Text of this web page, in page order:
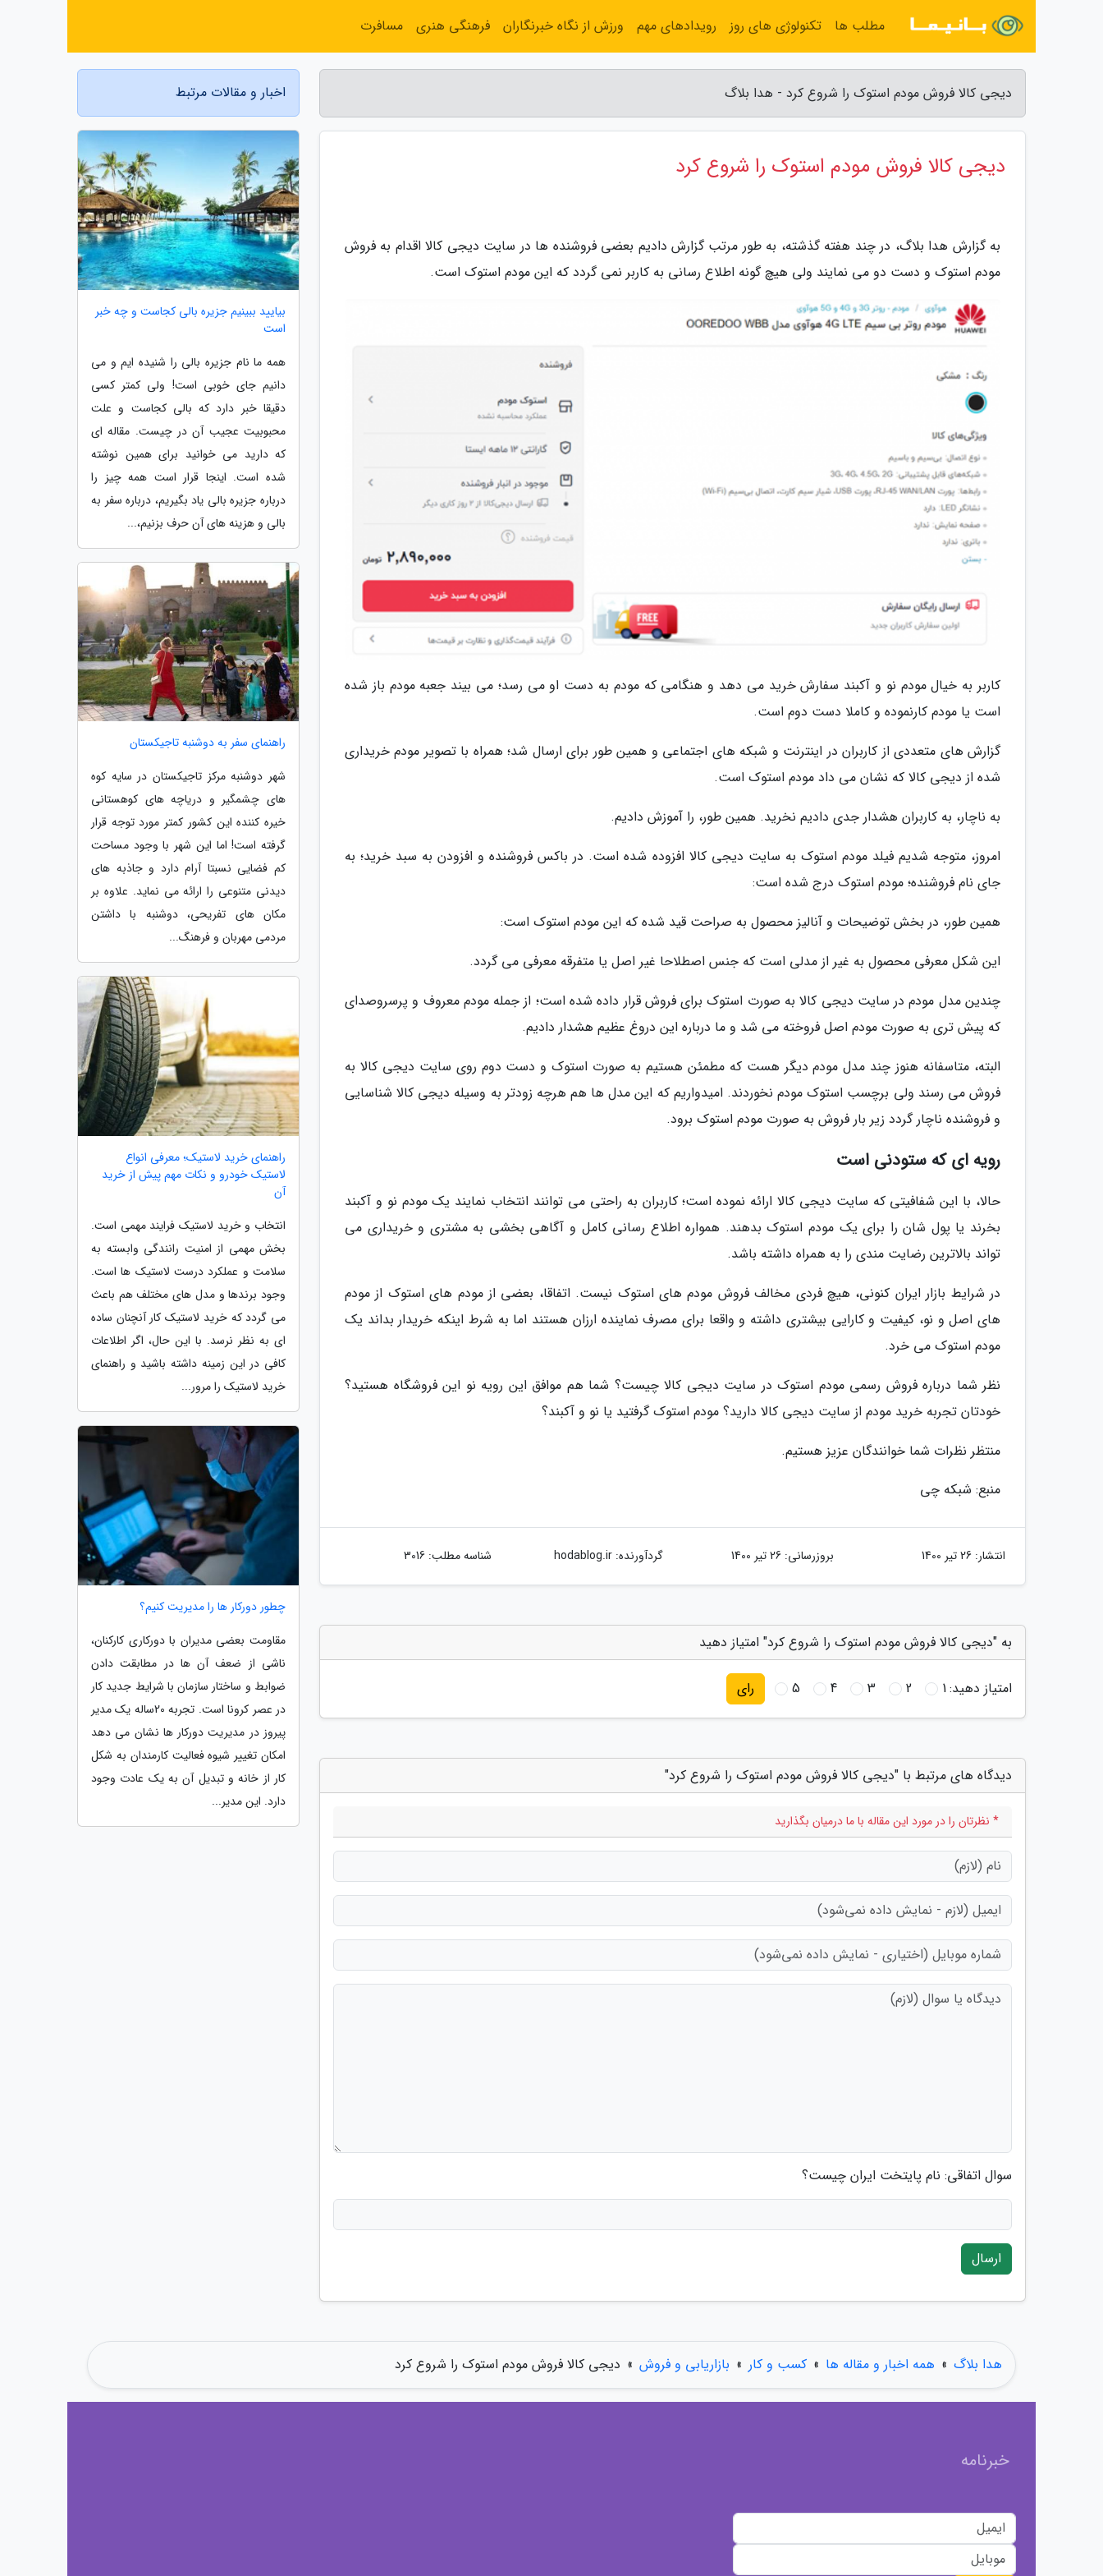
دیجی کالا فروش مودم استوک را شروع کرد - هدا بلاگ
دیجی کالا فروش مودم استوک را شروع کرد
به گزارش هدا بلاگ، در چند هفته گذشته، به طور مرتب گزارش دادیم بعضی فروشنده ها در سایت دیجی کالا اقدام به فروش
مودم استوک و دست دو می نمایند ولی هیچ گونه اطلاع رسانی به کاربر نمی گردد که این مودم استوک است.
کاربر به خیال مودم نو و آکبند سفارش خرید می دهد و هنگامی که مودم به دست او می رسد؛ می بیند جعبه مودم باز شده
است یا مودم کارنموده و کاملا دست دوم است.
گزارش های متعددی از کاربران در اینترنت و شبکه های اجتماعی و همین طور برای ارسال شد؛ همراه با تصویر مودم خریداری
شده از دیجی کالا که نشان می داد مودم استوک است.
به ناچار، به کاربران هشدار جدی دادیم نخرید. همین طور، را آموزش دادیم.
امروز، متوجه شدیم فیلد مودم استوک به سایت دیجی کالا افزوده شده است. در باکس فروشنده و افزودن به سبد خرید؛ به
جای نام فروشنده؛ مودم استوک درج شده است:
همین طور، در بخش توضیحات و آنالیز محصول به صراحت قید شده که این مودم استوک است:
این شکل معرفی محصول به غیر از مدلی است که جنس اصطلاحا غیر اصل یا متفرقه معرفی می گردد.
چندین مدل مودم در سایت دیجی کالا به صورت استوک برای فروش قرار داده شده است؛ از جمله مودم معروف و پرسروصدای
که پیش تری به صورت مودم اصل فروخته می شد و ما درباره این دروغ عظیم هشدار دادیم.
البته، متاسفانه هنوز چند مدل مودم دیگر هست که مطمئن هستیم به صورت استوک و دست دوم روی سایت دیجی کالا به
فروش می رسند ولی برچسب استوک مودم نخوردند. امیدواریم که این مدل ها هم هرچه زودتر به وسیله دیجی کالا شناسایی
و فروشنده ناچار گردد زیر بار فروش به صورت مودم استوک برود.
رویه ای که ستودنی است
حالا، با این شفافیتی که سایت دیجی کالا ارائه نموده است؛ کاربران به راحتی می توانند انتخاب نمایند یک مودم نو و آکبند
بخرند یا پول شان را برای یک مودم استوک بدهند. همواره اطلاع رسانی کامل و آگاهی بخشی به مشتری و خریداری می
تواند بالاترین رضایت مندی را به همراه داشته باشد.
در شرایط بازار ایران کنونی، هیچ فردی مخالف فروش مودم های استوک نیست. اتفاقا، بعضی از مودم های استوک از مودم
های اصل و نو، کیفیت و کارایی بیشتری داشته و واقعا برای مصرف نماینده ارزان هستند اما به شرط اینکه خریدار بداند یک
مودم استوک می خرد.
نظر شما درباره فروش رسمی مودم استوک در سایت دیجی کالا چیست؟ شما هم موافق این رویه نو این فروشگاه هستید؟
خودتان تجربه خرید مودم از سایت دیجی کالا دارید؟ مودم استوک گرفتید یا نو و آکبند؟
منتظر نظرات شما خوانندگان عزیز هستیم.
منبع: شبکه چی
انتشار: 26 تیر 1400 بروزرسانی: 26 تیر 1400 گردآورنده:hodablog.ir شناسه مطلب: 3016
به "دیجی کالا فروش مودم استوک را شروع کرد" امتیاز دهید
امتیاز دهید:1
2
3
4
5 رای
دیدگاه های مرتبط با "دیجی کالا فروش مودم استوک را شروع کرد"
* نظرتان را در مورد این مقاله با ما درمیان بگذارید
سوال اتفاقی: نام پایتخت ایران چیست؟
ارسال
اخبار و مقالات مرتبط
بیایید ببینیم جزیره بالی کجاست و چه خبر
است
همه ما نام جزیره بالی را شنیده ایم و می
دانیم جای خوبی است! ولی کمتر کسی
دقیقا خبر دارد که بالی کجاست و علت
محبوبیت عجیب آن در چیست. مقاله ای
که دارید می خوانید برای همین نوشته
شده است. اینجا قرار است همه چیز را
درباره جزیره بالی یاد بگیریم، درباره سفر به
بالی و هزینه های آن حرف بزنیم،...
راهنمای سفر به دوشنبه تاجیکستان
شهر دوشنبه مرکز تاجیکستان در سایه کوه
های چشمگیر و دریاچه های کوهستانی
خیره کننده این کشور کمتر مورد توجه قرار
گرفته است! اما این شهر با وجود مساحت
کم فضایی نسبتا آرام دارد و جاذبه های
دیدنی متنوعی را ارائه می نماید. علاوه بر
مکان های تفریحی، دوشنبه با داشتن
مردمی مهربان و فرهنگ...
راهنمای خرید لاستیک؛ معرفی انواع
لاستیک خودرو و نکات مهم پیش از خرید
آن
انتخاب و خرید لاستیک فرایند مهمی است.
بخش مهمی از امنیت رانندگی وابسته به
سلامت و عملکرد درست لاستیک ها است.
وجود برندها و مدل های مختلف هم باعث
می گردد که خرید لاستیک کار آنچنان ساده
ای به نظر نرسد. با این حال، اگر اطلاعات
کافی در این زمینه داشته باشید و راهنمای
خرید لاستیک را مرور...
چطور دورکار ها را مدیریت کنیم؟
مقاومت بعضی مدیران با دورکاری کارکنان،
ناشی از ضعف آن ها در مطابقت دادن
ضوابط و ساختار سازمان با شرایط جدید کار
در عصر کرونا است. تجربه 20ساله یک مدیر
پیروز در مدیریت دورکار ها نشان می دهد
امکان تغییر شیوه فعالیت کارمندان به شکل
کار از خانه و تبدیل آن به یک عادت وجود
دارد. این مدیر...
هدا بلاگ » همه اخبار و مقاله ها » کسب و کار » بازاریابی و فروش » دیجی کالا فروش مودم استوک را شروع کرد
مطلب ها تکنولوژی های روز رویدادهای مهم ورزش از نگاه خبرنگاران فرهنگی هنری مسافرت
خبرنامه